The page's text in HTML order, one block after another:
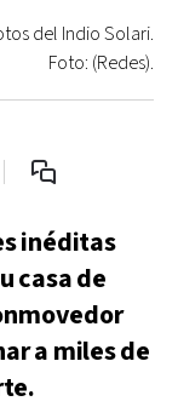
del Indio Solari.
Foto: (Redes).
inéditas
casa de
a miles de